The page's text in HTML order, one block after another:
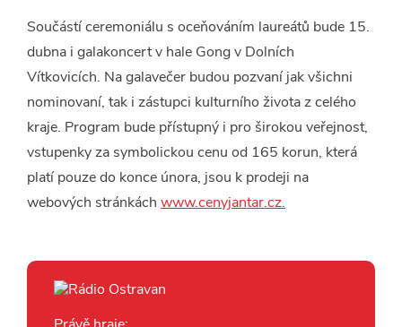
Součástí ceremoniálu s oceňováním laureátů bude 15.
dubna i galakoncert v hale Gong v Dolních
Vítkovicích. Na galavečer budou pozvaní jak všichni
nominovaní, tak i zástupci kulturního života z celého
kraje. Program bude přístupný i pro širokou veřejnost,
vstupenky za symbolickou cenu od 165 korun, která
platí pouze do konce února, jsou k prodeji na
webových stránkách www.cenyjantar.cz.